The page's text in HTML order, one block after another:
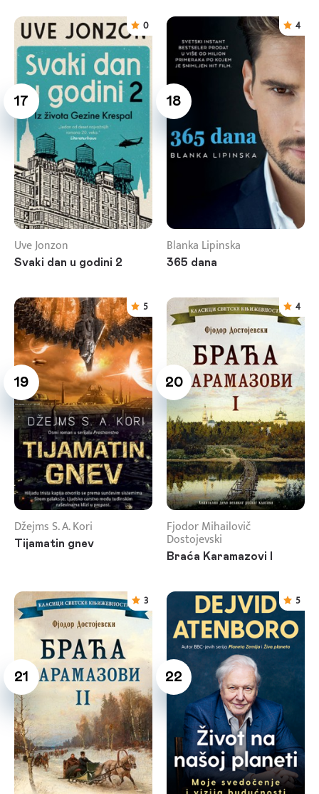
17
0
Uve Jonzon
Svaki dan u godini 2
18
4
Blanka Lipinska
365 dana
19
5
Džejms S. A. Kori
Tijamatin gnev
20
4
Fjodor Mihailovič
Dostojevski
Braća Karamazovi I
21
3
22
5